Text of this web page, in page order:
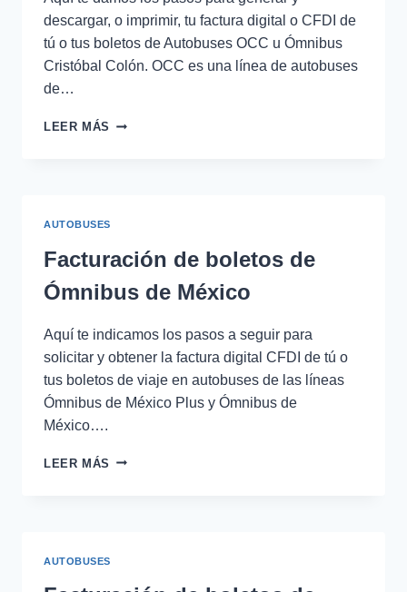
descargar, o imprimir, tu factura digital o CFDI de
tú o tus boletos de Autobuses OCC u Ómnibus
Cristóbal Colón. OCC es una línea de autobuses
de…
LEER MÁS FACTURACIÓN
AUTOBUSES
Facturación de boletos de
Ómnibus de México
Aquí te indicamos los pasos a seguir para
solicitar y obtener la factura digital CFDI de tú o
tus boletos de viaje en autobuses de las líneas
Ómnibus de México Plus y Ómnibus de
México….
LEER MÁS FACTURACIÓN
MÉXICO
AUTOBUSES